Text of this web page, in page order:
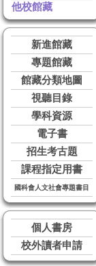
他校館藏
新進館藏
專題館藏
館藏分類地圖
視聽目錄
學科資源
電子書
招生考古題
課程指定用書
國科會人文社會專題書目
個人書房
校外讀者申請